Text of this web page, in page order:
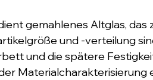
gemahlenes Altglas,
und -verteilung
und die spätere